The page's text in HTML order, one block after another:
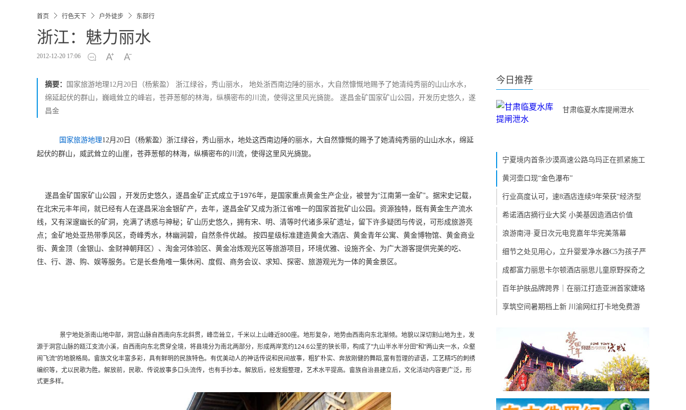
首页 行色天下 户外徒步 东部行
浙江：魅力丽水
2012-12-20 17:06
摘要：
国家旅游地理12月20日（杨紫盈） 浙江绿谷，秀山丽水， 地处浙西南边陲的丽水，大自然慷慨地赐予了她清纯秀丽的山山水水，
绵延起伏的群山，巍峨耸立的峰岩，苍莽葱郁的林海，纵横密布的川流，使得这里风光旖旎。 遂昌金矿国家矿山公园，开发历史悠久，遂
昌金
国家旅游地理12月20日（杨紫盈） 浙江绿谷， 秀山丽水，地处这西南边陲的丽水， 大自然慷慨的赐予了她清纯秀丽的山山水水，绵延
起伏的群山，威武耸立的山崖，苍莽葱郁的林海，纵横密布的川流，使得这里风光旖旎。
遂昌金矿国家矿山公园 ，开发历史悠久，遂昌金矿正式成立于1976年，是国家重点黄金生产企业，被誉为“江南第一金矿”。据宋史记载，
在北宋元丰年间，就已经有人在遂昌采冶金银矿产，去年，遂昌金矿又成为浙江省唯一的国家首批矿山公园。资源独特，既有黄金生产流水
线，又有深邃幽长的矿洞，充满了诱惑与神秘；矿山历史悠久，拥有宋、明、清等时代诸多采矿遗址，留下许多疑团与传说，可形成旅游亮
点；金矿地处亚热带季风区，奇峰秀水，林幽涧碧，自然条件优越。 按四星级标准建造黄金大酒店、黄金青年公寓、黄金博物馆、黄金商业
街、黄金顶（金银山、金财神朝拜区）、淘金河体验区、黄金冶炼观光区等旅游项目，环境优雅、设施齐全、为广大游客提供完美的吃、
住、行、游、购、娱等服务。它是长叁角唯一集休闲、度假、商务会议、求知、探密、旅游观光为一体的黄金景区。
景宁地处浙南山地中部，洞宫山脉自西南向东北斜贯，峰峦耸立，千米以上山峰近800座。地形复杂，地势由西南向东北渐倾。地貌以深切割山地为主，发
源于洞宫山脉的瓯江支流小溪，自西南向东北贯穿全境，将县境分为南北两部分，形成两岸宽约124.6公里的狭长带，构成了"九山半水半分田"和"两山夹一水，众壑
闹飞流"的地貌格局。 畲族文化丰富多彩，具有鲜明的民族特色。有优美动人的神话传说和民间故事，粗犷朴实、奔放刚健的舞蹈,富有哲理的谚语，工艺精巧的刺绣
编织等，尤以民歌为胜。解放前，民歌、传说故事多口头流传，也有手抄本。解放后，经发掘整理，艺术水平提高。畲族自治县建立后，文化活动内容更广泛，形
式更多样。
今日推荐
甘肃临夏水库提闸泄水
宁夏境内首条沙漠高速公路乌玛正在抓紧施工
黄河壶口现“金色瀑布”
行业高度认可，速8酒店连续9年荣获“经济型
希诺酒店摘行业大奖 小美基因造酒店价值
浪游南浔·夏日次元电竞嘉年华完美落幕
细节之处见用心，立升婴爱净水器C5为孩子严
成都富力丽思卡尔顿酒店丽思儿童原野探奇之
百年护肤品牌跨界｜在丽江打造亚洲首家婕珞
享筑空间暑期档上新 川渝网红打卡地免费游